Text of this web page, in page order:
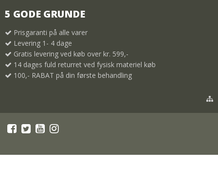
5 GODE GRUNDE
Prisgaranti på alle varer
Levering 1- 4 dage
Gratis levering ved køb over kr. 599,-
14 dages fuld returret ved fysisk materiel køb
100,- RABAT på din første behandling